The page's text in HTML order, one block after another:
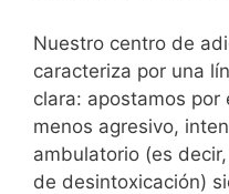
Nuestro centro de
caracteriza por una
clara: apostamos
menos agresivo,
ambulatorio (es
de desintoxicación)